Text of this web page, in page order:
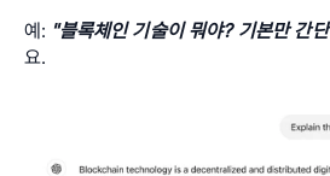
예: "블록체인 기술이 뭐야? 기본만 간
요.